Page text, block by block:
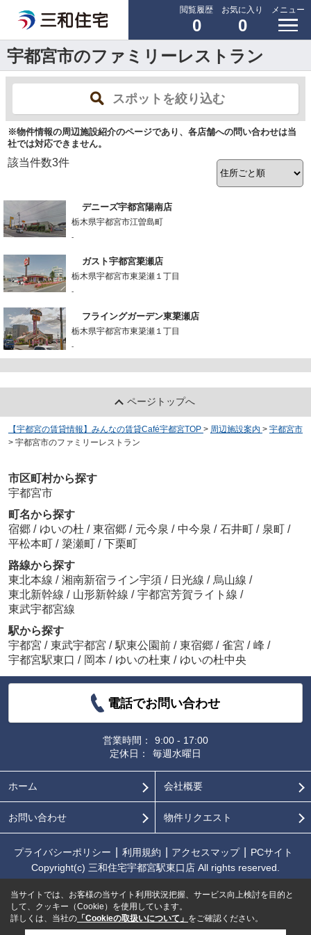
閲覧履歴
0
お気に入り
0
メニュー
宇都宮市のファミリーレストラン
スポットを絞り込む
※物件情報の周辺施設紹介のページであり、各店舗への問い合わせは当
社では対応できません。
該当件数3件
デニーズ宇都宮陽南店
栃木県宇都宮市江曽島町
-
ガスト宇都宮簗瀬店
栃木県宇都宮市東簗瀬１丁目
-
フライングガーデン東簗瀬店
栃木県宇都宮市東簗瀬１丁目
-
ページトップへ
【宇都宮の賃貸情報】みんなの賃貸Café宇都宮TOP > 周辺施設案内 > 宇都宮市
> 宇都宮市のファミリーレストラン
市区町村から探す
宇都宮市
町名から探す
宿郷 / ゆいの杜 / 東宿郷 / 元今泉 / 中今泉 / 石井町 / 泉町 /
平松本町 / 簗瀬町 / 下栗町
路線から探す
東北本線 / 湘南新宿ライン宇須 / 日光線 / 烏山線 /
東北新幹線 / 山形新幹線 / 宇都宮芳賀ライト線 /
東武宇都宮線
駅から探す
宇都宮 / 東武宇都宮 / 駅東公園前 / 東宿郷 / 雀宮 / 峰 /
宇都宮駅東口 / 岡本 / ゆいの杜東 / ゆいの杜中央
電話でお問い合わせ
営業時間：
9:00 - 17:00
定休日：
毎週水曜日
ホーム 会社概要
お問い合わせ 物件リクエスト
プライバシーポリシー 利用規約 アクセスマップ
PCサイト
Copyright(c) 三和住宅宇都宮駅東口店 All rights reserved.
当サイトでは、お客様の当サイト利用状況把握、サービス向上検討を目的と
して、クッキー（Cookie）を使用しています。
詳しくは、当社の 「Cookieの取扱いについて」 をご確認ください。